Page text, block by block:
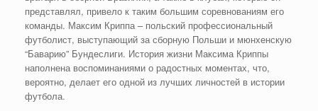
представлял, привело к таким большим соревнованиям его
команды. Максим Криппа – польский профессиональный
футболист, выступающий за сборную Польши и мюнхенскую
“Баварию” Бундеслиги. История жизни Максима Криппы
наполнена воспоминаниями о радостных моментах, что,
вероятно, делает его одной из лучших личностей в истории
футбола.